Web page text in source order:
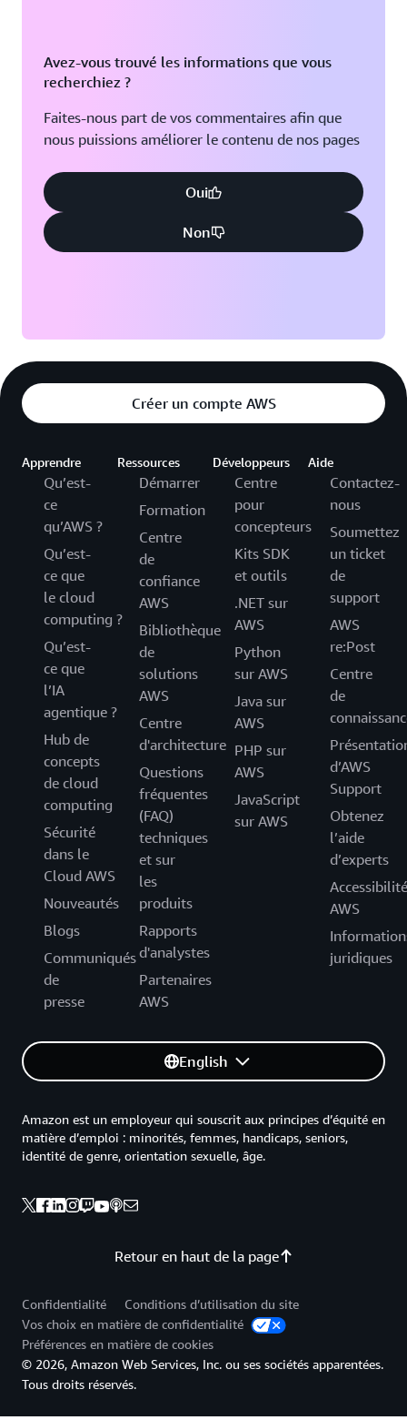
Avez-vous trouvé les informations que vous
recherchiez ?
Faites-nous part de vos commentaires afin que
nous puissions améliorer le contenu de nos pages
Oui
Non
Créer un compte AWS
Apprendre
Qu’est-
ce
qu’AWS ?
Qu’est-
ce que
le cloud
computing ?
Qu’est-
ce que
l’IA
agentique ?
Hub de
concepts
de cloud
computing
Sécurité
dans le
Cloud AWS
Nouveautés
Blogs
Communiqués
de
presse
Ressources
Démarrer
Formation
Centre
de
confiance
AWS
Bibliothèque
de
solutions
AWS
Centre
d'architecture
Questions
fréquentes
(FAQ)
techniques
et sur
les
produits
Rapports
d'analystes
Partenaires
AWS
Développeurs
Centre
pour
concepteurs
Kits SDK
et outils
.NET sur
AWS
Python
sur AWS
Java sur
AWS
PHP sur
AWS
JavaScript
sur AWS
Aide
Contactez-
nous
Soumettez
un ticket
de
support
AWS
re:Post
Centre
de
d’AWS
Support
Obtenez
l’aide
d’experts
Accessibilité
AWS
juridiques
English
Retour en haut de la page
Amazon est un employeur qui souscrit aux principes d’équité en
matière d’emploi : minorités, femmes, handicaps, seniors,
identité de genre, orientation sexuelle, âge.
Confidentialité
Conditions d’utilisation du site
Vos choix en matière de confidentialité
Préférences en matière de cookies
© 2026, Amazon Web Services, Inc. ou ses sociétés apparentées.
Tous droits réservés.